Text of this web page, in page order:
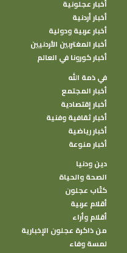
أخبار عجلونية
أخبار أردنية
أخبار عربية ودولية
أخبار المغتربين الأردنيين
أخبار كورونا في العالم
في ذمة الله
أخبار المجتمع
أخبار إقتصادية
أخبار ثقافية وفنية
أخبار رياضية
أخبار منوعة
دين ودنيا
الصحة والحياة
كتًاب عجلون
أقلام عربية
أقلام وأراء
من ذاكرة عجلون الإخبارية
لمسة وفاء